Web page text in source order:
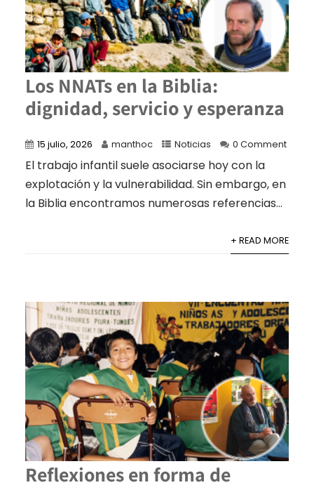
Los NNATs en la Biblia:
dignidad, servicio y esperanza
15 julio, 2026 manthoc Noticias 0 Comment
El trabajo infantil suele asociarse hoy con la
explotación y la vulnerabilidad. Sin embargo, en
la Biblia encontramos numerosas referencias...
+ READ MORE
Reflexiones en forma de